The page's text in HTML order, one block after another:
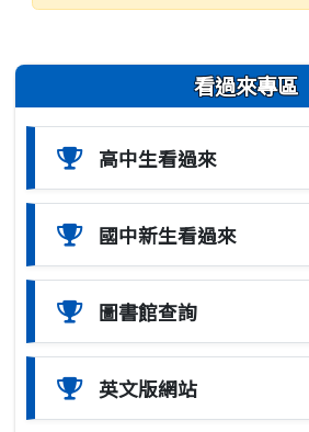
左邊區域內容 看過來專區
高中生看過來
國中新生看過來
圖書館查詢
英文版網站